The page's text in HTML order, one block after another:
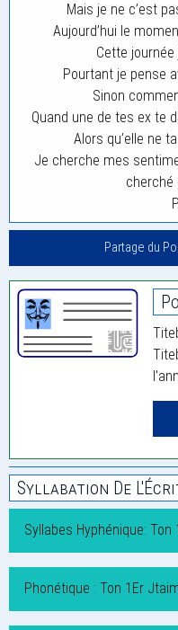
Mais je ne c’est
Aujourd’hui le
Cette journée
Pourtant je pense
Sinon
Quand une de tes ex te
Alors qu’elle ne
Je cherche mes
cherché
Partage du
Syllabation De
Syllabes Hyphénique: Ton
Phonétique : Ton 1Er